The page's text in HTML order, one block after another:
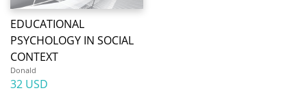
EDUCATIONAL
PSYCHOLOGY IN SOCIAL
CONTEXT
Donald
32 USD